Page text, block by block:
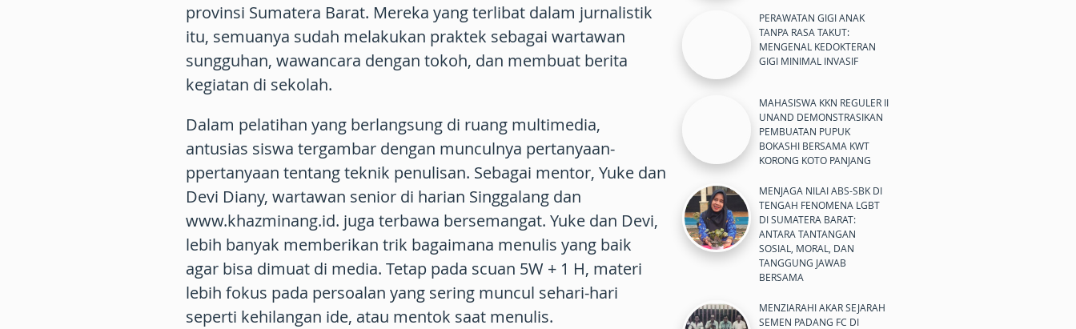
provinsi Sumatera Barat. Mereka yang terlibat dalam jurnalistik
itu, semuanya sudah melakukan praktek sebagai wartawan
sungguhan, wawancara dengan tokoh, dan membuat berita
kegiatan di sekolah.
Dalam pelatihan yang berlangsung di ruang multimedia,
antusias siswa tergambar dengan munculnya pertanyaan-
ppertanyaan tentang teknik penulisan. Sebagai mentor, Yuke dan
Devi Diany, wartawan senior di harian Singgalang dan
www.khazminang.id. juga terbawa bersemangat. Yuke dan Devi,
lebih banyak memberikan trik bagaimana menulis yang baik
agar bisa dimuat di media. Tetap pada scuan 5W + 1 H, materi
lebih fokus pada persoalan yang sering muncul sehari-hari
seperti kehilangan ide, atau mentok saat menulis.
PERAWATAN GIGI ANAK
TANPA RASA TAKUT:
MENGENAL KEDOKTERAN
GIGI MINIMAL INVASIF
MAHASISWA KKN REGULER II
UNAND DEMONSTRASIKAN
PEMBUATAN PUPUK
BOKASHI BERSAMA KWT
KORONG KOTO PANJANG
MENJAGA NILAI ABS-SBK DI
TENGAH FENOMENA LGBT
DI SUMATERA BARAT:
ANTARA TANTANGAN
SOSIAL, MORAL, DAN
TANGGUNG JAWAB
BERSAMA
MENZIARAHI AKAR SEJARAH
SEMEN PADANG FC DI